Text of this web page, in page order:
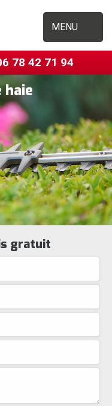
MENU
78 42 71 94
haie
gratuit